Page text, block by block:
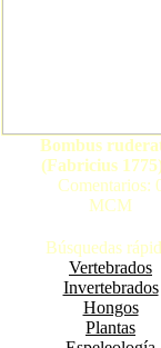
Bombus
(Fabricius
Comentarios:
MCM
Búsquedas
Vertebrados
Invertebrados
Hongos
Plantas